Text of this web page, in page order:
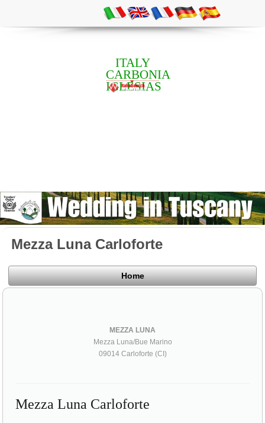
ITALY
CARBONIA
IGLESIAS
Mezza Luna Carloforte
Home
MEZZA LUNA
Mezza Luna/Bue Marino
09014 Carloforte (CI)
Mezza Luna Carloforte